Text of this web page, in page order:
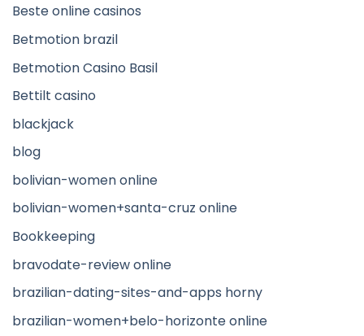
Beste online casinos
Betmotion brazil
Betmotion Casino Basil
Bettilt casino
blackjack
blog
bolivian-women online
bolivian-women+santa-cruz online
Bookkeeping
bravodate-review online
brazilian-dating-sites-and-apps horny
brazilian-women+belo-horizonte online